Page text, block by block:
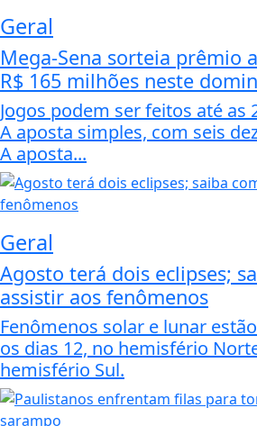
Geral
Mega-Sena sorteia prêmio
R$ 165 milhões neste
Jogos podem ser feitos até as
A aposta simples, com seis
A aposta...
Geral
Agosto terá dois eclipses;
assistir aos fenômenos
Fenômenos solar e lunar
os dias 12, no hemisfério
hemisfério Sul.